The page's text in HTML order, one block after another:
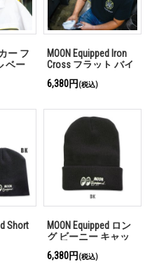
ー フ
ベー
MOON Equipped Iron
Cross フラット バイ
6,380円 (税込)
Short
MOON Equipped ロン
グ ビーニー キャッ
プ
6,380円 (税込)